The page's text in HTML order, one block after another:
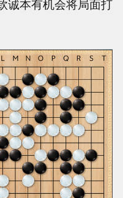
诚本有机会将局面打